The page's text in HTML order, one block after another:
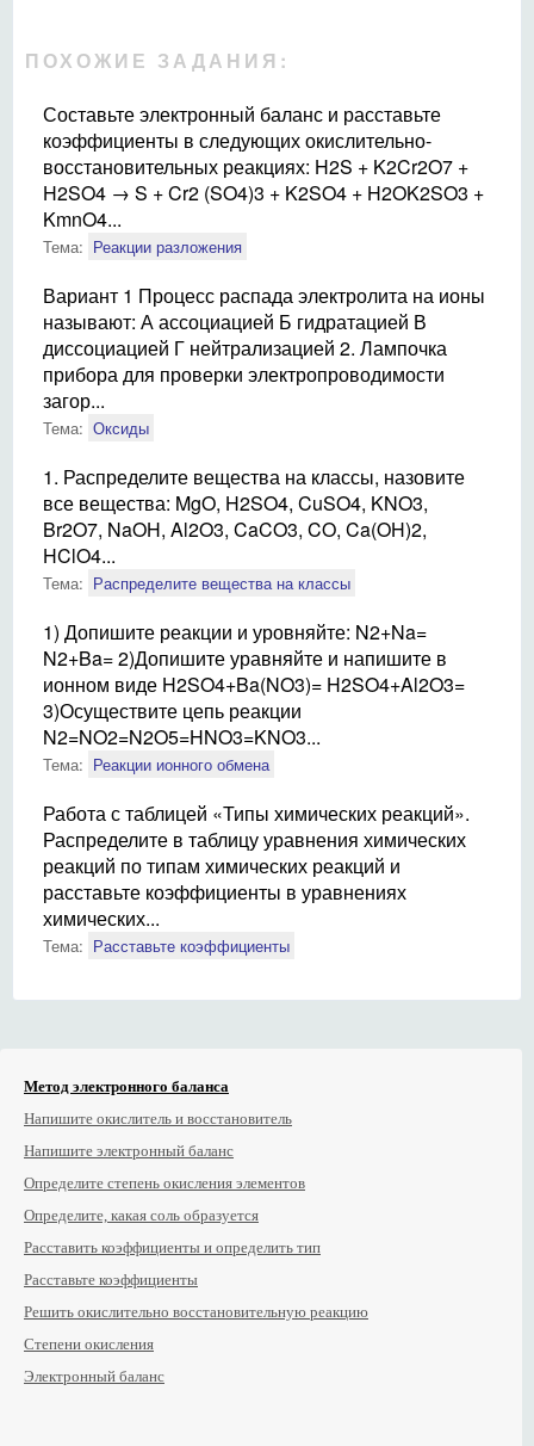
ПОХОЖИЕ ЗАДАНИЯ:
Составьте электронный баланс и расставьте
коэффициенты в следующих окислительно-
восстановительных реакциях: H2S + K2Cr2O7 +
H2SO4 → S + Cr2 (SO4)3 + K2SO4 + H2OK2SO3 +
KmnO4...
Тема: Реакции разложения
Вариант 1 Процесс распада электролита на ионы
называют: А ассоциацией Б гидратацией В
диссоциацией Г нейтрализацией 2. Лампочка
прибора для проверки электропроводимости
загор...
Тема: Оксиды
1. Распределите вещества на классы, назовите
все вещества: MgO, H2SO4, CuSO4, KNO3,
Br2O7, NaOH, Al2O3, CaCO3, CO, Ca(OH)2,
HClO4...
Тема: Распределите вещества на классы
1) Допишите реакции и уровняйте: N2+Na=
N2+Ba= 2)Допишите уравняйте и напишите в
ионном виде H2SO4+Ba(NO3)= H2SO4+Al2O3=
3)Осуществите цепь реакции
N2=NO2=N2O5=HNO3=KNO3...
Тема: Реакции ионного обмена
Работа с таблицей «Типы химических реакций».
Распределите в таблицу уравнения химических
реакций по типам химических реакций и
расставьте коэффициенты в уравнениях
химических...
Тема: Расставьте коэффициенты
Метод электронного баланса
Напишите окислитель и восстановитель
Напишите электронный баланс
Определите степень окисления элементов
Определите, какая соль образуется
Расставить коэффициенты и определить тип
Расставьте коэффициенты
Решить окислительно восстановительную реакцию
Степени окисления
Электронный баланс